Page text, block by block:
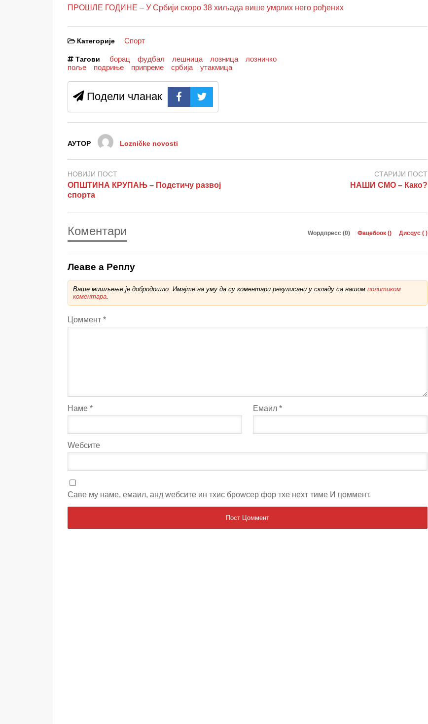
ПРОШЛЕ ГОДИНЕ – У Србији скоро 38 хиљада више умрлих него рођених
Категорије Спорт
Тагови борац фудбал лешница лозница
лозничко
поље
подриње припреме србија утакмица
Подели чланак
АУТОР Lozničke novosti
НОВИЈИ ПОСТ
ОПШТИНА КРУПАЊ – Подстичу развој
спорта
СТАРИЈИ ПОСТ
НАШИ СМО – Како?
Коментари Wордпресс (0) Фацебоок () Дисqус ( )
Леаве а Реплy
Ваше мишљење је добродошло. Имајте на уму да су коментари регулисани у складу са нашом политиком
коментара
Цоммент *
Наме * Емаил *
Wебсите
Саве мy наме, емаил, анд wебсите ин тхис броwсер фор тхе неxт тиме И цоммент.